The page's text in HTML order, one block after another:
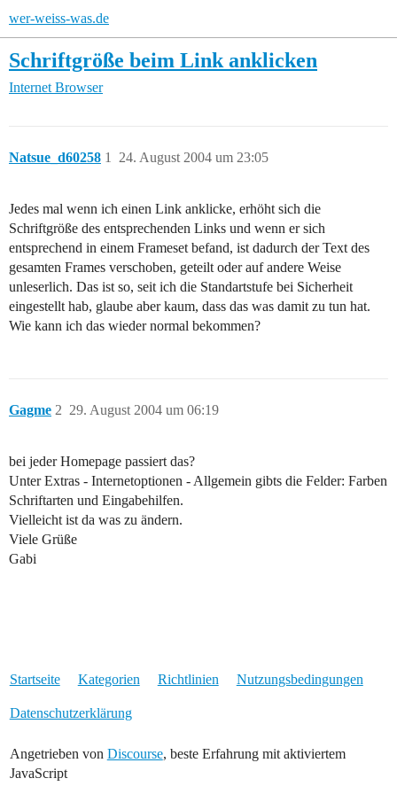
wer-weiss-was.de
Schriftgröße beim Link anklicken
Internet Browser
Natsue_d60258 24. August 2004 um 23:05
1
Jedes mal wenn ich einen Link anklicke, erhöht sich die
Schriftgröße des entsprechenden Links und wenn er sich
entsprechend in einem Frameset befand, ist dadurch der Text des
gesamten Frames verschoben, geteilt oder auf andere Weise
unleserlich. Das ist so, seit ich die Standartstufe bei Sicherheit
eingestellt hab, glaube aber kaum, dass das was damit zu tun hat.
Wie kann ich das wieder normal bekommen?
Gagme 29. August 2004 um 06:19
2
bei jeder Homepage passiert das?
Unter Extras - Internetoptionen - Allgemein gibts die Felder: Farben
Schriftarten und Eingabehilfen.
Vielleicht ist da was zu ändern.
Viele Grüße
Gabi
Startseite Kategorien Richtlinien Nutzungsbedingungen
Datenschutzerklärung
Angetrieben von Discourse, beste Erfahrung mit aktiviertem
JavaScript